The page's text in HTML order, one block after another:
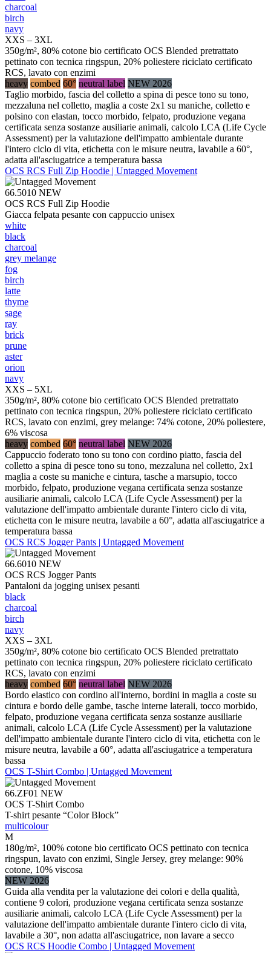
charcoal
birch
navy
XXS – 3XL
350g/m², 80% cotone bio certificato OCS Blended pretrattato
pettinato con tecnica ringspun, 20% poliestere riciclato certificato
RCS, lavato con enzimi
heavy combed 60° neutral label NEW 2026
Taglio morbido, fascia del colletto a spina di pesce tono su tono,
mezzaluna nel colletto, maglia a coste 2x1 su maniche, colletto e
polsino con elastan, tocco morbido, felpato, produzione vegana
certificata senza sostanze ausiliarie animali, calcolo LCA (Life Cycle
Assessment) per la valutazione dell'impatto ambientale durante
l'intero ciclo di vita, etichetta con le misure neutra, lavabile a 60°,
adatta all'asciugatrice a temperatura bassa
OCS RCS Full Zip Hoodie | Untagged Movement
66.5010 NEW
OCS RCS Full Zip Hoodie
Giacca felpata pesante con cappuccio unisex
white
black
charcoal
grey melange
fog
birch
latte
thyme
sage
ray
brick
prune
aster
orion
navy
XXS – 5XL
350g/m², 80% cotone bio certificato OCS Blended pretrattato
pettinato con tecnica ringspun, 20% poliestere riciclato certificato
RCS, lavato con enzimi, grey melange: 74% cotone, 20% poliestere,
6% viscosa
heavy combed 60° neutral label NEW 2026
Cappuccio foderato tono su tono con cordino piatto, fascia del
colletto a spina di pesce tono su tono, mezzaluna nel colletto, 2x1
maglia a coste su maniche e cintura, tasche a marsupio, tocco
morbido, felpato, produzione vegana certificata senza sostanze
ausiliarie animali, calcolo LCA (Life Cycle Assessment) per la
valutazione dell'impatto ambientale durante l'intero ciclo di vita,
etichetta con le misure neutra, lavabile a 60°, adatta all'asciugatrice a
temperatura bassa
OCS RCS Jogger Pants | Untagged Movement
66.6010 NEW
OCS RCS Jogger Pants
Pantaloni da jogging unisex pesanti
black
charcoal
birch
navy
XXS – 3XL
350g/m², 80% cotone bio certificato OCS Blended pretrattato
pettinato con tecnica ringspun, 20% poliestere riciclato certificato
RCS, lavato con enzimi
heavy combed 60° neutral label NEW 2026
Bordo elastico con cordino all'interno, bordini in maglia a coste su
cintura e bordo delle gambe, tasche interne laterali, tocco morbido,
felpato, produzione vegana certificata senza sostanze ausiliarie
animali, calcolo LCA (Life Cycle Assessment) per la valutazione
dell'impatto ambientale durante l'intero ciclo di vita, etichetta con le
misure neutra, lavabile a 60°, adatta all'asciugatrice a temperatura
bassa
OCS T-Shirt Combo | Untagged Movement
66.ZF01 NEW
OCS T-Shirt Combo
T-shirt pesante “Color Block”
multicolour
M
180g/m², 100% cotone bio certificato OCS pettinato con tecnica
ringspun, lavato con enzimi, Single Jersey, grey melange: 90%
cotone, 10% viscosa
NEW 2026
Guida alla vendita per la valutazione dei colori e della qualità,
contiene 9 colori, produzione vegana certificata senza sostanze
ausiliarie animali, calcolo LCA (Life Cycle Assessment) per la
valutazione dell'impatto ambientale durante l'intero ciclo di vita,
lavabile a 30°, non adatta all'asciugatrice, non lavare a secco
OCS RCS Hoodie Combo | Untagged Movement